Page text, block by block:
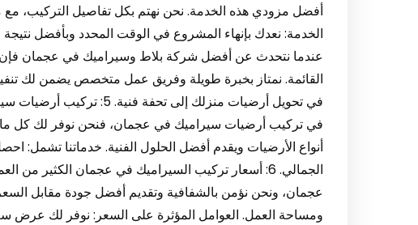
أفضل مزودي هذه الخدمة. نحن نهتم بكل تفاصيل التركيب، مع
عندما نتحدث عن أفضل شركة بلاط وسيراميك في عجمان فإن
القائمة. نمتاز بخبرة طويلة وفريق عمل متخصص يضمن لك
في تحويل أرضيات منزلك إلى
في تركيب أرضيات سيراميك في عجمان، فنحن نوفر لك كل ما
أنواع الأرضيات ويقدم أفضل الحلول الفنية. خدماتنا تشمل:
الجمالي. 6: أسعار تركيب السيراميك في عجمان الكثير
عجمان، ونحن نؤمن بالشفافية وتقديم أفضل جودة مقابل